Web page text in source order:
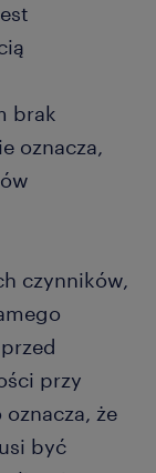
brak
oznacza,
czynników,
przy
że
być